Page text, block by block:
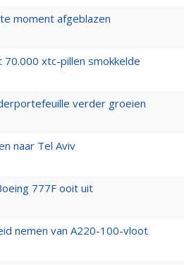
moment afgeblazen
xtc-pillen smokkelde
verder groeien
naar Tel Aviv
777F ooit uit
nemen van A220-100-vloot